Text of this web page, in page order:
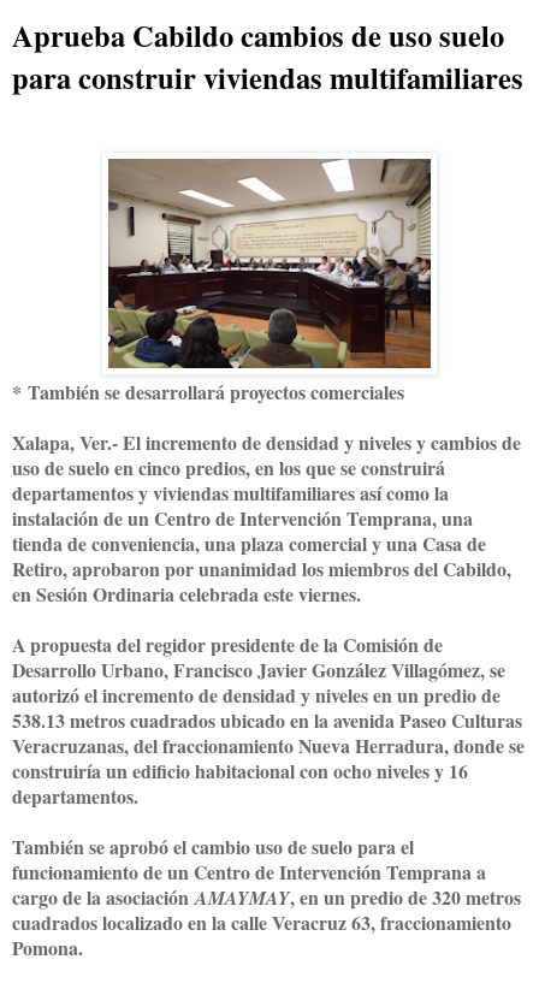
Aprueba Cabildo cambios de uso suelo
para construir viviendas multifamiliares
* También se desarrollará proyectos comerciales
Xalapa, Ver.- El incremento de densidad y niveles y cambios de
uso de suelo en cinco predios, en los que se construirá
departamentos y viviendas multifamiliares así como la
instalación de un Centro de Intervención Temprana, una
tienda de conveniencia, una plaza comercial y una Casa de
Retiro, aprobaron por unanimidad los miembros del Cabildo,
en Sesión Ordinaria celebrada este viernes.
A propuesta del regidor presidente de la Comisión de
Desarrollo Urbano, Francisco Javier González Villagómez, se
autorizó el incremento de densidad y niveles en un predio de
538.13 metros cuadrados ubicado en la avenida Paseo Culturas
Veracruzanas, del fraccionamiento Nueva Herradura, donde se
construiría un edificio habitacional con ocho niveles y 16
departamentos.
También se aprobó el cambio uso de suelo para el
funcionamiento de un Centro de Intervención Temprana a
cargo de la asociaciónAMAYMAY, en un predio de 320 metros
cuadrados localizado en la calle Veracruz 63, fraccionamiento
Pomona.